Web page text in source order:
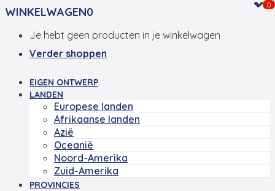
WINKELWAGEN0
Je hebt geen producten in je winkelwagen
Verder shoppen
EIGEN ONTWERP
LANDEN
Europese landen
Afrikaanse landen
Azië
Oceanië
Noord-Amerika
Zuid-Amerika
PROVINCIES
0